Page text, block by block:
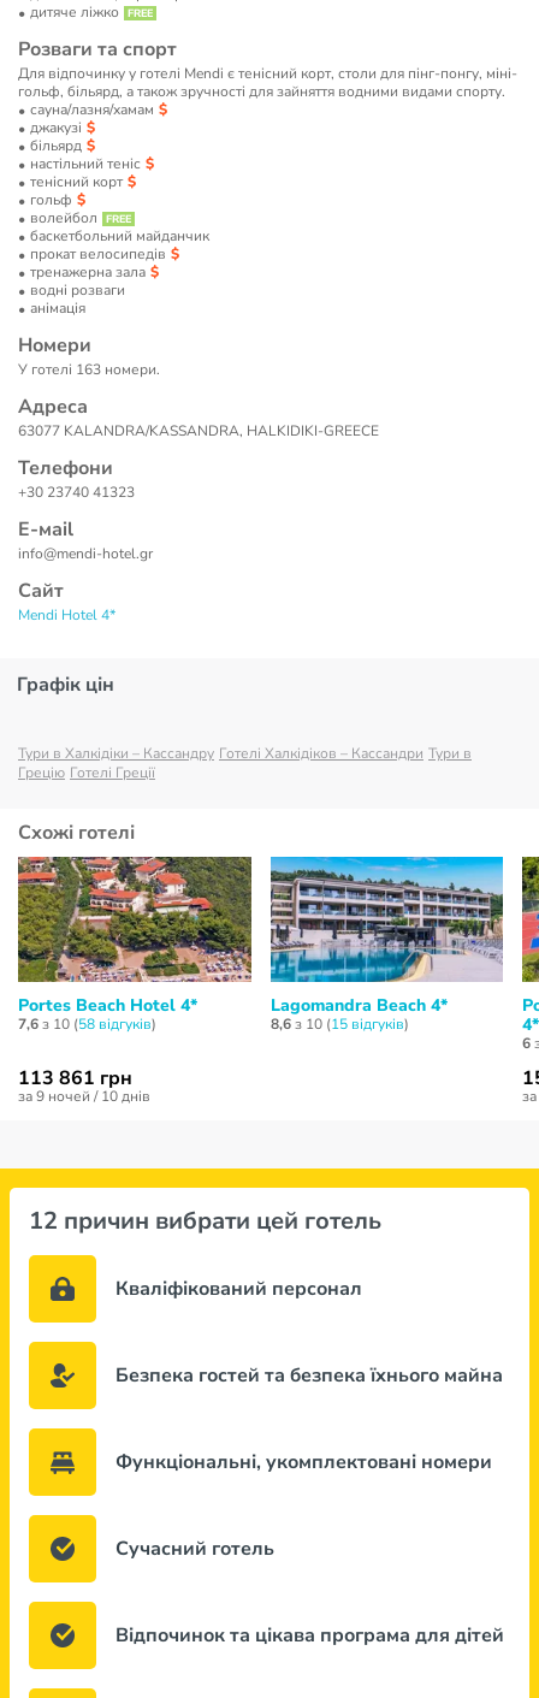
дитяче ліжко
Розваги та спорт
Для відпочинку у готелі Mendi є тенісний корт, столи для пінг-понгу, міні-
гольф, більярд, а також зручності для зайняття водними видами спорту.
сауна/лазня/хамам
джакузі
більярд
настільний теніс
тенісний корт
гольф
волейбол
баскетбольний майданчик
прокат велосипедів
тренажерна зала
водні розваги
анімація
Номери
У готелі 163 номери.
Адреса
63077 KALANDRA/KASSANDRA, HALKIDIKI-GREECE
Телефони
+30 23740 41323
Е-маil
info@mendi-hotel.gr
Сайт
Mendi Hotel 4*
Графік цін
Тури в Халкідіки – Кассандру Готелі Халкідіков – Кассандри Тури в
Грецію Готелі Греції
Схожі готелі
Portes Beach Hotel 4*
7,6з 10 (58 відгуків)
113 861 грн
за 9 ночей / 10 днів
Lagomandra Beach 4*
8,6з 10 (15 відгуків)
4*
6
12 причин вибрати цей готель
Кваліфікований персонал
Безпека гостей та безпека їхнього майна
Функціональні, укомплектовані номери
Сучасний готель
Відпочинок та цікава програма для дітей